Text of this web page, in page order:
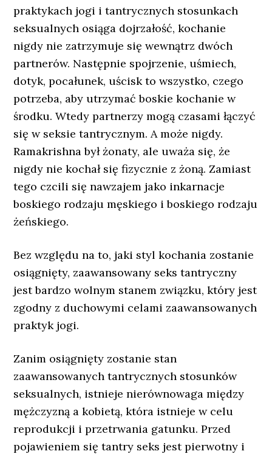
praktykach jogi i tantrycznych stosunkach
seksualnych osiąga dojrzałość, kochanie
nigdy nie zatrzymuje się wewnątrz dwóch
partnerów. Następnie spojrzenie, uśmiech,
dotyk, pocałunek, uścisk to wszystko, czego
potrzeba, aby utrzymać boskie kochanie w
środku. Wtedy partnerzy mogą czasami łączyć
się w seksie tantrycznym. A może nigdy.
Ramakrishna był żonaty, ale uważa się, że
nigdy nie kochał się fizycznie z żoną. Zamiast
tego czcili się nawzajem jako inkarnacje
boskiego rodzaju męskiego i boskiego rodzaju
żeńskiego.
Bez względu na to, jaki styl kochania zostanie
osiągnięty, zaawansowany seks tantryczny
jest bardzo wolnym stanem związku, który jest
zgodny z duchowymi celami zaawansowanych
praktyk jogi.
Zanim osiągnięty zostanie stan
zaawansowanych tantrycznych stosunków
seksualnych, istnieje nierównowaga między
mężczyzną a kobietą, która istnieje w celu
reprodukcji i przetrwania gatunku. Przed
pojawieniem się tantry seks jest pierwotny i